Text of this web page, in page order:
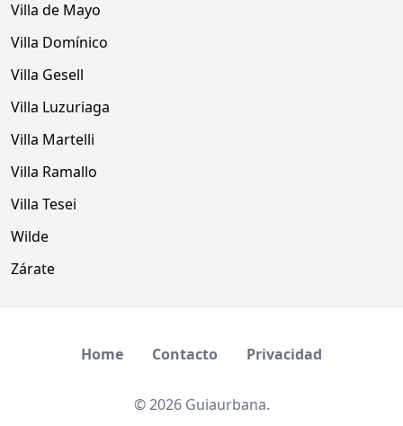
Villa de Mayo
Villa Domínico
Villa Gesell
Villa Luzuriaga
Villa Martelli
Villa Ramallo
Villa Tesei
Wilde
Zárate
Home Contacto Privacidad
© 2026 Guiaurbana.